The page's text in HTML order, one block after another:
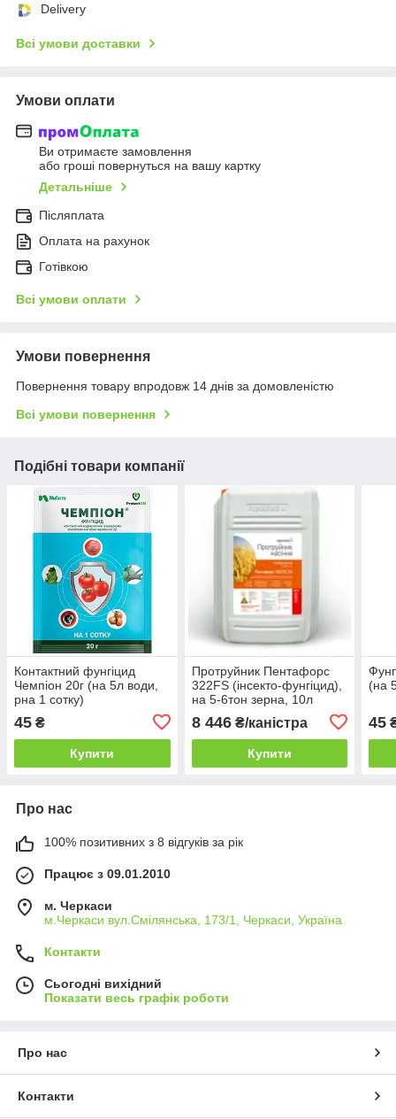
Delivery
Всі умови доставки
Умови оплати
Ви отримаєте замовлення
або гроші повернуться на вашу картку
Детальніше
Післяплата
Оплата на рахунок
Готівкою
Всі умови оплати
Умови повернення
Повернення товару впродовж 14 днів за домовленістю
Всі умови повернення
Подібні товари компанії
Контактний фунгіцид
Чемпіон 20г (на 5л води,
рна 1 сотку)
45 ₴
Купити
Протруйник Пентафорс
322FS (інсекто-фунгіцид),
на 5-6тон зерна, 10л
8 446₴/каністра
Купити
(на
45
Про нас
100% позитивних з 8 відгуків за рік
Працює з 09.01.2010
м. Черкаси
м.Черкаси вул.Смілянська, 173/1, Черкаси, Україна
Контакти
Сьогодні вихідний
Показати весь графік роботи
Про нас
Контакти